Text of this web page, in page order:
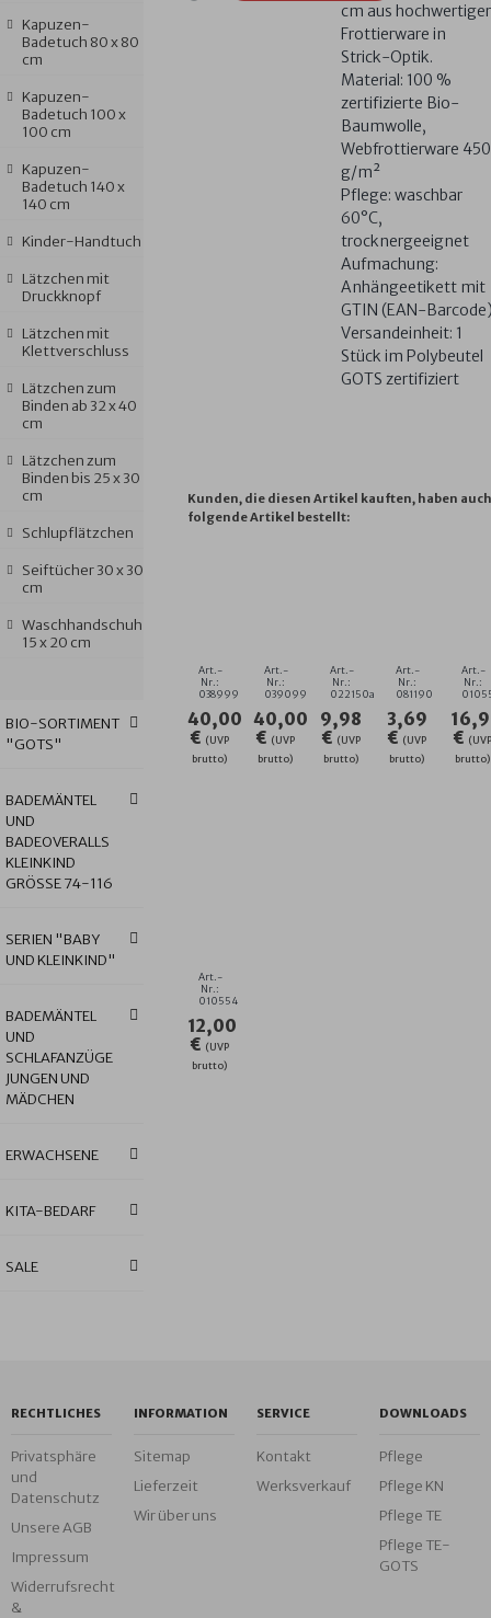
Kapuzen-
Badetuch 80 x 80
cm
Kapuzen-
Badetuch 100 x
100 cm
Kapuzen-
Badetuch 140 x
140 cm
Kinder-Handtuch
Lätzchen mit
Druckknopf
Lätzchen mit
Klettverschluss
Lätzchen zum
Binden ab 32 x 40
cm
Lätzchen zum
Binden bis 25 x 30
cm
Schlupflätzchen
Seiftücher 30 x 30
cm
Waschhandschuh
15 x 20 cm
BIO-SORTIMENT
"GOTS"
BADEMÄNTEL
UND
BADEOVERALLS
KLEINKIND
GRÖSSE 74-116
SERIEN "BABY
UND KLEINKIND"
BADEMÄNTEL
UND
SCHLAFANZÜGE
JUNGEN UND
MÄDCHEN
ERWACHSENE
KITA-BEDARF
SALE
cm aus hochwertiger
Frottierware in
Strick-Optik.
Material: 100 %
zertifizierte Bio-
Baumwolle,
Webfrottierware 450
g/m²
Pflege: waschbar
60°C,
trocknergeeignet
Aufmachung:
Anhängeetikett mit
GTIN (EAN-
Versandeinheit: 1
Stück im Polybeutel
GOTS zertifiziert
Kunden, die diesen Artikel kauften, haben auch
folgende Artikel bestellt:
74/80-
110/116
Art.-
Nr.:
038999
40,00
€ (UVP
brutto)
110/116
Art.-
Nr.:
039099
40,00
€ (UVP
brutto)
ERIKA
SEIFTUCH
3ER
SET
3
Art.-
Nr.:
022150a
9,98
€ (UVP
brutto)
5/21
Art.-
Nr.:
081190
3,69
€ (UVP
brutto)
Art.-
Nr.:
€ (UVP
brutto)
3ER
SET
15
X
21
CM
Art.-
Nr.:
010554
12,00
€ (UVP
brutto)
RECHTLICHES
Privatsphäre
und
Datenschutz
Unsere AGB
Impressum
Widerrufsrecht
&
INFORMATION
Sitemap
Lieferzeit
Wir über uns
SERVICE
Kontakt
Werksverkauf
DOWNLOADS
Pflege
Pflege KN
Pflege TE
Pflege TE-
GOTS